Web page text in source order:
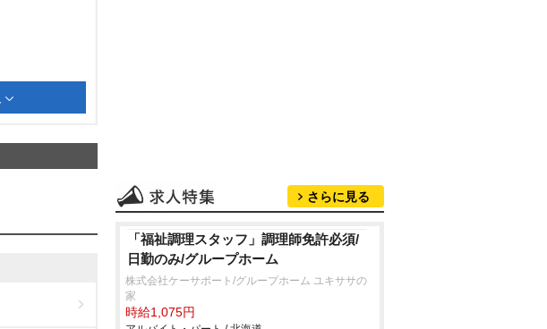
さらに見る
「福祉調理スタッフ」調理師免許必須/
日勤のみ/グループホーム
株式会社ケーサポート/グループホーム ユキササの
家
時給1,075円